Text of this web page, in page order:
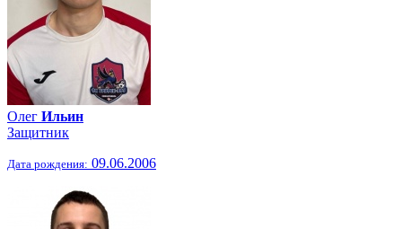
Олег Ильин
Защитник
Дата рождения: 09.06.2006